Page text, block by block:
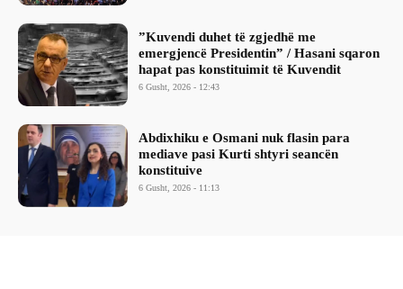
​”Kuvendi duhet të zgjedhë me
emergjencë Presidentin” / Hasani sqaron
hapat pas konstituimit të Kuvendit
6 Gusht, 2026 - 12:43
Abdixhiku e Osmani nuk flasin para
mediave pasi Kurti shtyri seancën
konstituive
6 Gusht, 2026 - 11:13